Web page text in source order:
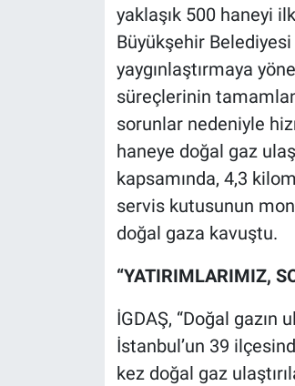
yaklaşık 500 haneyi
Büyükşehir
yaygınlaştırmaya
süreçlerinin
sorunlar nedeniyle
haneye doğal gaz
kapsamında, 4,3
servis kutusunun
doğal gaza kavuştu.
“YATIRIMLARIMIZ,
İGDAŞ, “Doğal gazın
İstanbul’un 39
kez doğal gaz